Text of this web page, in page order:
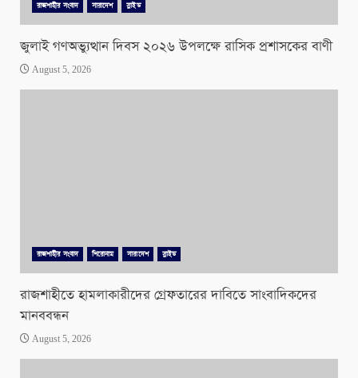
রাজশাহীর সংবাদ সারাদেশ স্লাইড
জুলাই গণঅভ্যুত্থান দিবস ২০২৬ উপলক্ষে রাসিক প্রশাসকের বাণী
August 5, 2026
রাজশাহীর সংবাদ শিরোনাম সারাদেশ স্লাইড
রাজশাহীতে হামলাকারীদের গ্রেফতারের দাবিতে সাংবাদিকদের
মানববন্ধন
August 5, 2026